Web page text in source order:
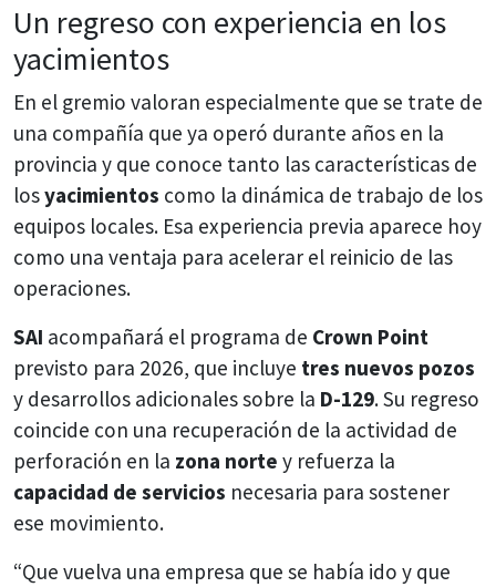
Un regreso con experiencia en los
yacimientos
En el gremio valoran especialmente que se trate de
una compañía que ya operó durante años en la
provincia y que conoce tanto las características de
losyacimientos como la dinámica de trabajo de los
equipos locales. Esa experiencia previa aparece hoy
como una ventaja para acelerar el reinicio de las
operaciones.
SAI acompañará el programa de Crown Point
previsto para 2026, que incluye tres nuevos pozos
y desarrollos adicionales sobre la D-129. Su regreso
coincide con una recuperación de la actividad de
perforación en la zona norte y refuerza la
capacidad de servicios necesaria para sostener
ese movimiento.
“Que vuelva una empresa que se había ido y que